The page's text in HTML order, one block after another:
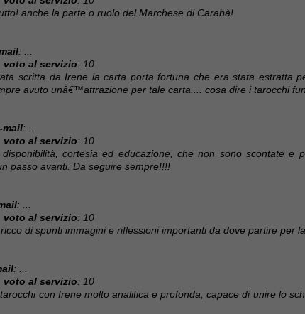
anche la parte o ruolo del Marchese di Carabà!
: ...
voto al servizio: 10
scritta da Irene la carta porta fortuna che era stata estratta
avuto unâ€™attrazione per tale carta.... cosa dire i tarocchi
mail: ...
voto al servizio: 10
cortesia ed educazione, che non sono scontate e
passo avanti. Da seguire sempre!!!!
: ...
voto al servizio: 10
di spunti immagini e riflessioni importanti da dove partire per
: ...
voto al servizio: 10
con Irene molto analitica e profonda, capace di unire lo